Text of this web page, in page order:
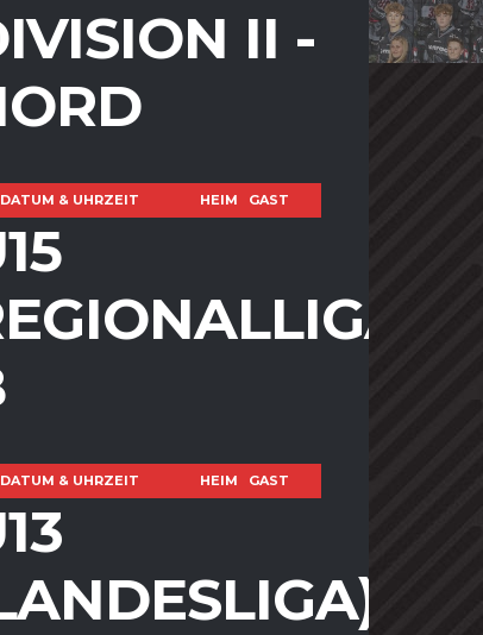
II -
DATUM & UHRZEIT HEIM GAST
DATUM & UHRZEIT HEIM GAST